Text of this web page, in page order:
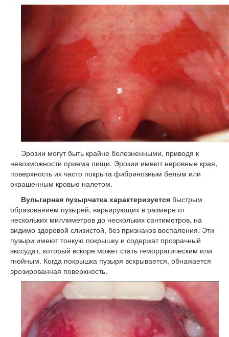
Эрозии могут быть крайне болезненными, приводя к
невозможности приема пищи. Эрозии имеют неровные края,
поверхность их часто покрыта фибринозным белым или
окрашенным кровью налетом.
Вульгарная пузырчатка характеризуется быстрым
образованием пузырей, варьирующих в размере от
нескольких миллиметров до нескольких сантиметров, на
видимо здоровой слизистой, без признаков воспаления. Эти
пузыри имеют тонкую покрышку и содержат прозрачный
экссудат, который вскоре может стать геморрагическим или
гнойным. Когда покрышка пузыря вскрывается, обнажается
эрозированная поверхность.